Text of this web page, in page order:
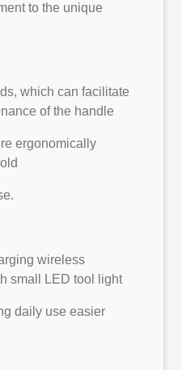
to the unique
which can facilitate
of the handle
ergonomically
wireless
small LED tool light
daily use easier